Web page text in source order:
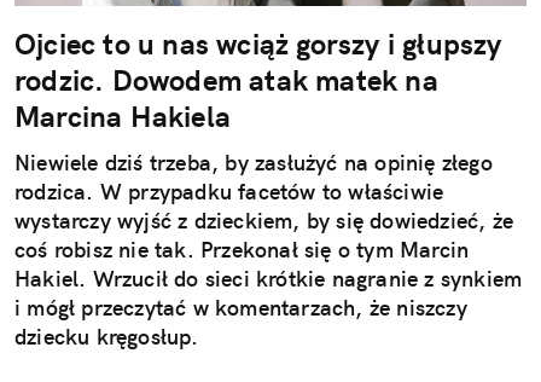
Ojciec to u nas wciąż gorszy i głupszy
rodzic. Dowodem atak matek na
Marcina Hakiela
Niewiele dziś trzeba, by zasłużyć na opinię złego
rodzica. W przypadku facetów to właściwie
wystarczy wyjść z dzieckiem, by się dowiedzieć, że
coś robisz nie tak. Przekonał się o tym Marcin
Hakiel. Wrzucił do sieci krótkie nagranie z synkiem
i mógł przeczytać w komentarzach, że niszczy
dziecku kręgosłup.